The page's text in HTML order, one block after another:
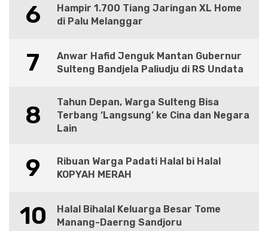
6
Hampir 1.700 Tiang Jaringan XL Home
di Palu Melanggar
7
Anwar Hafid Jenguk Mantan Gubernur
Sulteng Bandjela Paliudju di RS Undata
8
Tahun Depan, Warga Sulteng Bisa
Terbang ‘Langsung’ ke Cina dan Negara
Lain
9
Ribuan Warga Padati Halal bi Halal
KOPYAH MERAH
10
Halal Bihalal Keluarga Besar Tome
Manang-Daerng Sandjoru